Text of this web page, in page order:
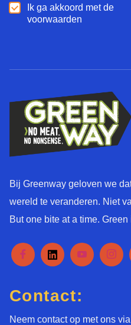
u
A
Ik ga akkoord met de
voorwaarden
Bij Greenway geloven we
wereld te veranderen. Niet
But one bite at a time.
Contact:
Neem contact op met ons